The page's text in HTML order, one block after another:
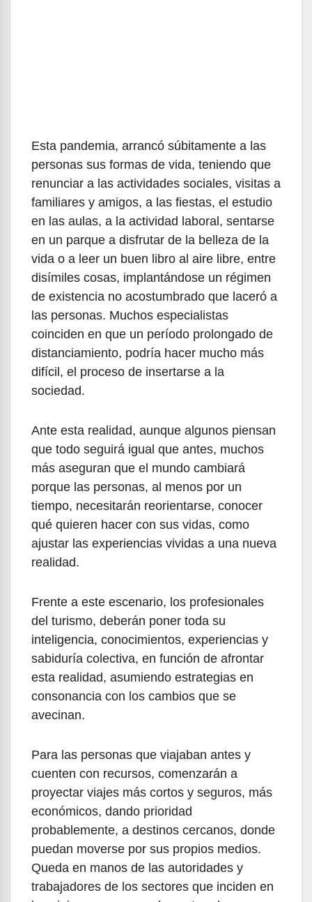
Esta pandemia, arrancó súbitamente a las
personas sus formas de vida, teniendo que
renunciar a las actividades sociales, visitas a
familiares y amigos, a las fiestas, el estudio
en las aulas, a la actividad laboral, sentarse
en un parque a disfrutar de la belleza de la
vida o a leer un buen libro al aire libre, entre
disímiles cosas, implantándose un régimen
de existencia no acostumbrado que laceró a
las personas. Muchos especialistas
coinciden en que un período prolongado de
distanciamiento, podría hacer mucho más
difícil, el proceso de insertarse a la
sociedad.
Ante esta realidad, aunque algunos piensan
que todo seguirá igual que antes, muchos
más aseguran que el mundo cambiará
porque las personas, al menos por un
tiempo, necesitarán reorientarse, conocer
qué quieren hacer con sus vidas, como
ajustar las experiencias vividas a una nueva
realidad.
Frente a este escenario, los profesionales
del turismo, deberán poner toda su
inteligencia, conocimientos, experiencias y
sabiduría colectiva, en función de afrontar
esta realidad, asumiendo estrategias en
consonancia con los cambios que se
avecinan.
Para las personas que viajaban antes y
cuenten con recursos, comenzarán a
proyectar viajes más cortos y seguros, más
económicos, dando prioridad
probablemente, a destinos cercanos, donde
puedan moverse por sus propios medios.
Queda en manos de las autoridades y
trabajadores de los sectores que inciden en